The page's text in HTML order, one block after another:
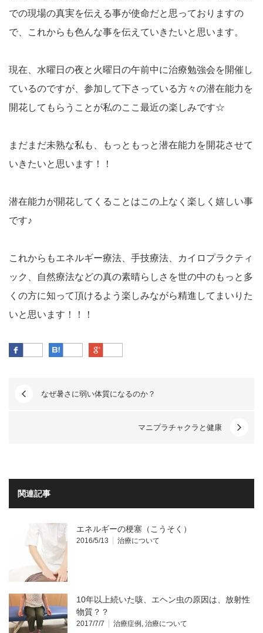
での現場の真実を伝える事が使命だと思っておりますの
で、これからも色んな事を伝えていきたいと思います。
現在、水曜日の夜と火曜日の午前中に治療勉強会を開催し
ているのですが、参加して下さっている方々の潜在能力を
開花してもらうことが私のここ最近の楽しみです☆
まだまだ未熟な私も、もっともっと潜在能力を開花させて
いきたいと思います！！
潜在能力が開花してくることはこの上なく楽しく嬉しい事
です♪
これからもエネルギー療法、手技療法、カイロプラクティ
ック、自然療法などの真の素晴らしさを世の中のもっと多
くの方に知って頂けるよう楽しみながら精進してまいりた
いと思います！！！
Facebook はてなブックマーク
なぜ暑さに弱い体質になるのか？
マニプラチャクラと健康
関連記事
エネルギーの梗塞（こうそく）
2016/5/13 治療について
10年以上続いた咳、エヘン虫の原因は、放射性
物質？？
2017/7/7 治療症例 治療について